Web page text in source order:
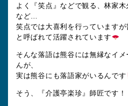
よく『笑点』などで観る、林家
など…
笑点では大喜利を行っています
と呼ばれて活躍されています
そんな落語は熊谷には無縁なイ
んが、
実は熊谷にも落語家がいるんです
そう、『介護亭楽珍』師匠です！